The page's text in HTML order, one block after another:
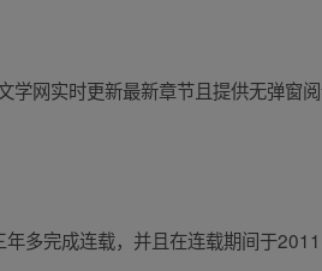
学网实时更新最新章节且提供无弹窗
多完成连载，并且在连载期间于